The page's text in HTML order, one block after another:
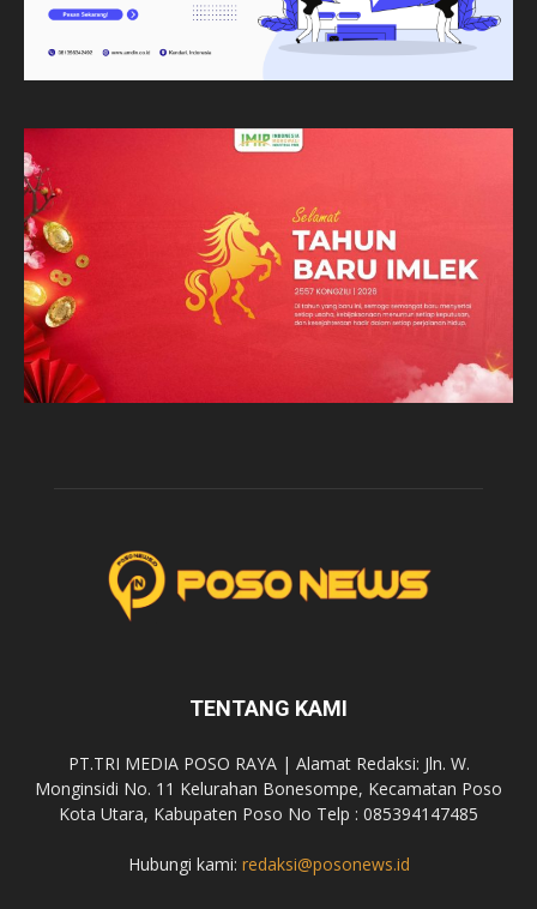
TENTANG KAMI
PT.TRI MEDIA POSO RAYA | Alamat Redaksi: Jln. W.
Monginsidi No. 11 Kelurahan Bonesompe, Kecamatan Poso
Kota Utara, Kabupaten Poso No Telp : 085394147485
Hubungi kami: redaksi@posonews.id